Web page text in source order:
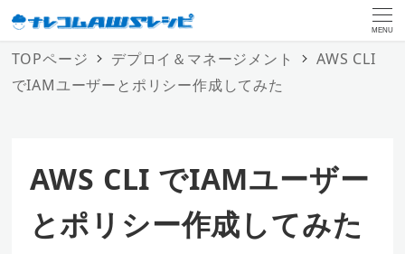
MENU
TOPページ デプロイ＆マネージメント
AWS CLI
でIAMユーザーとポリシー作成してみた
AWS CLI でIAMユーザー
とポリシー作成してみた